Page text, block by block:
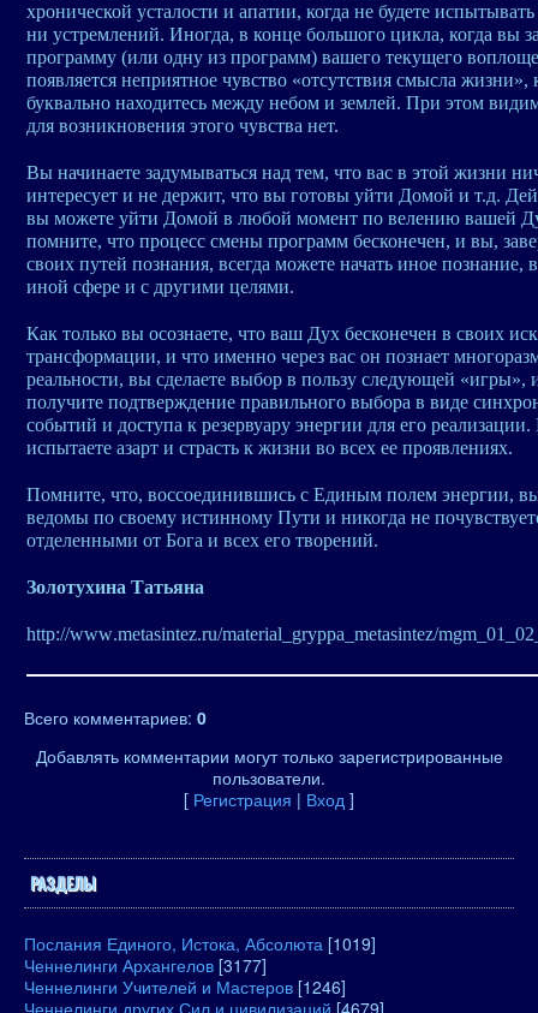
хронической усталости и апатии, когда не будете
ни устремлений. Иногда, в конце большого цикла, когда вы
программу (или одну из программ) вашего текущего
появляется неприятное чувство «отсутствия смысла жизни»,
буквально находитесь между небом и землей. При этом
для возникновения этого чувства нет.
Вы начинаете задумываться над тем, что вас в этой жизни
интересует и не держит, что вы готовы уйти Домой и т.д.
вы можете уйти Домой в любой момент по велению вашей
помните, что процесс смены программ бесконечен, и вы,
своих путей познания, всегда можете начать иное познание,
иной сфере и с другими целями.
Как только вы осознаете, что ваш Дух бесконечен в своих
трансформации, и что именно через вас он познает
реальности, вы сделаете выбор в пользу следующей «игры»,
получите подтверждение правильного выбора в виде
событий и доступа к резервуару энергии для его
испытаете азарт и страсть к жизни во всех ее проявлениях.
Помните, что, воссоединившись с Единым полем энергии, вы
ведомы по своему истинному Пути и никогда не
отделенными от Бога и всех его творений.
Золотухина Татьяна
http://www.metasintez.ru/material gryppa metasintez/mgm
Всего комментариев: 0
Добавлять комментарии могут только зарегистрированные
пользователи.
[ Регистрация | Вход ]
РАЗДЕЛЫ
Послания Единого, Истока, Абсолюта [1019]
Ченнелинги Архангелов [3177]
Ченнелинги Учителей и Мастеров [1246]
Ченнелинги других Сил и цивилизаций [4679]